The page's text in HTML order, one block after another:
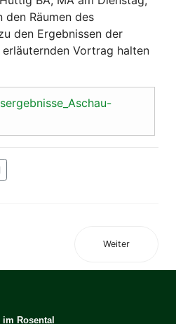
den Räumen des
den Ergebnissen der
Vortrag halten
Weiter
Rosental